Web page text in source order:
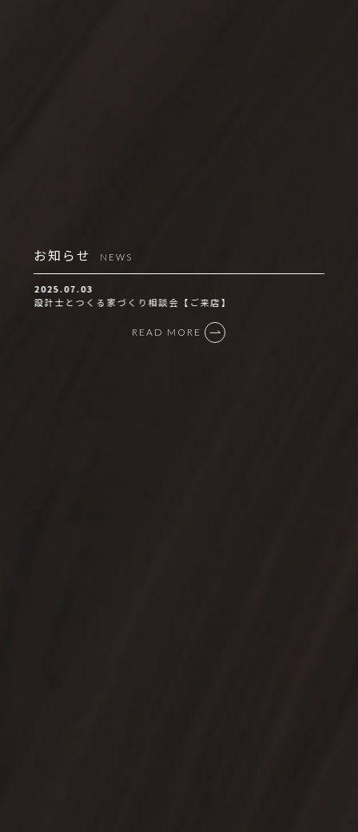
お知らせ NEWS
2025.07.03
設計士とつくる家づくり相談会【ご来店】
READ MORE